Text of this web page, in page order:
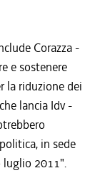
Corazza -
e sostenere
la riduzione dei
lancia Idv -
in sede
luglio 2011".